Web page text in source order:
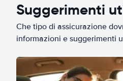
Suggerimenti
Che tipo di assicurazione
informazioni e suggerimenti